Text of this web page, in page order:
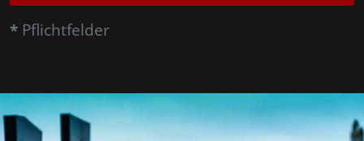
* Pflichtfelder